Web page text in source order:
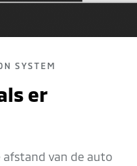
SYSTEM
er
afstand van de auto